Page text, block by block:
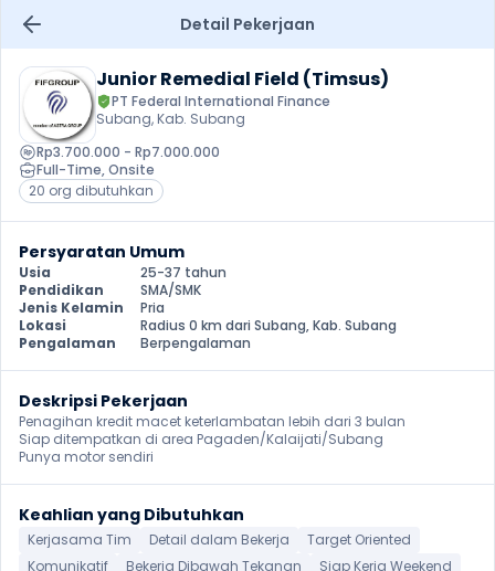
Detail Pekerjaan
Junior Remedial Field (Timsus)
PT Federal International Finance
Subang, Kab. Subang
Rp3.700.000 - Rp7.000.000
Full-Time, Onsite
20 org dibutuhkan
Persyaratan Umum
Usia
25-37 tahun
Pendidikan
SMA/SMK
Jenis Kelamin
Pria
Lokasi
Radius 0 km dari Subang, Kab. Subang
Pengalaman
Berpengalaman
Deskripsi Pekerjaan
Penagihan kredit macet keterlambatan lebih dari 3 bulan
Siap ditempatkan di area Pagaden/Kalaijati/Subang
Punya motor sendiri
Keahlian yang Dibutuhkan
Kerjasama Tim Detail dalam Bekerja
Target Oriented
Komunikatif
Bekerja Dibawah Tekanan Siap Kerja Weekend